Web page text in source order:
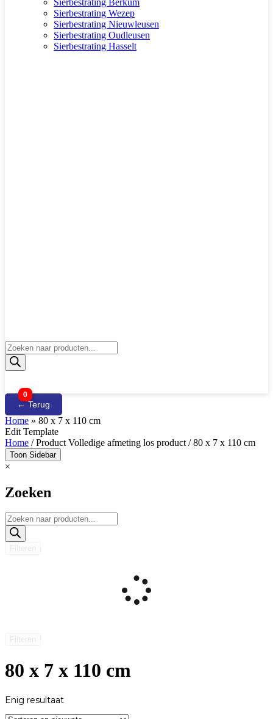
Sierbestrating Wezep
Sierbestrating Nieuwleusen
Sierbestrating Oudleusen
Sierbestrating Hasselt
Producten
zoeken
0
← Terug
Home » 80 x 7 x 110 cm
Edit Template
Home / Product Volledige afmeting los product / 80 x 7 x 110 cm
Toon Sidebar
×
Zoeken
Producten
zoeken
80 x 7 x 110 cm
Enig resultaat